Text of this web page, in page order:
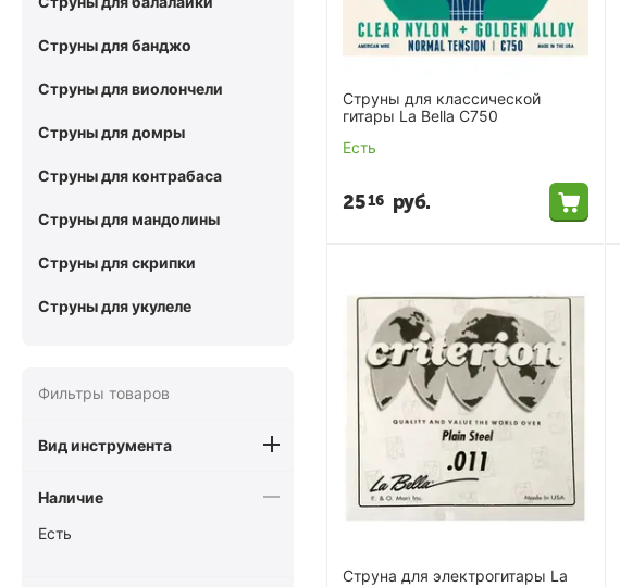
Струны для классической
гитары La Bella C750
Есть
2516 руб.
Cтруна для электрогитары La
Струны для банджо
Струны для виолончели
Струны для домры
Струны для контрабаса
Струны для мандолины
Струны для скрипки
Струны для укулеле
Фильтры товаров
Вид инструмента
Наличие
Есть